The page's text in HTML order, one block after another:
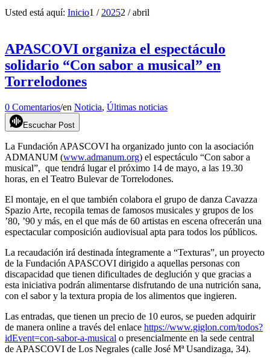
Usted está aquí: Inicio1 / 20252 / abril
APASCOVI organiza el espectáculo
solidario “Con sabor a musical” en
Torrelodones
0 Comentarios/en Noticia, Últimas noticias
Escuchar Post
La Fundación APASCOVI ha organizado junto con la asociación
ADMANUM (www.admanum.org) el espectáculo “Con sabor a
musical”, que tendrá lugar el próximo 14 de mayo, a las 19.30
horas, en el Teatro Bulevar de Torrelodones.
El montaje, en el que también colabora el grupo de danza Cavazza
Spazio Arte, recopila temas de famosos musicales y grupos de los
’80, ’90 y más, en el que más de 60 artistas en escena ofrecerán una
espectacular composición audiovisual apta para todos los públicos.
La recaudación irá destinada íntegramente a “Texturas”, un proyecto
de la Fundación APASCOVI dirigido a aquellas personas con
discapacidad que tienen dificultades de deglución y que gracias a
esta iniciativa podrán alimentarse disfrutando de una nutrición sana,
con el sabor y la textura propia de los alimentos que ingieren.
Las entradas, que tienen un precio de 10 euros, se pueden adquirir
de manera online a través del enlace https://www.giglon.com/todos?
idEvent=con-sabor-a-musical o presencialmente en la sede central
de APASCOVI de Los Negrales (calle José Mª Usandizaga, 34).